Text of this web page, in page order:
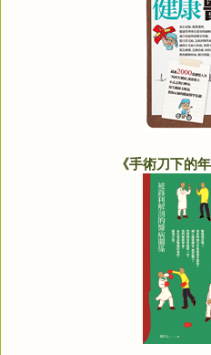
《手術刀下的